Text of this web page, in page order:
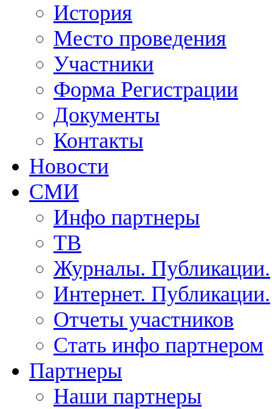
История
Место проведения
Участники
Форма Регистрации
Документы
Контакты
Новости
СМИ
Инфо партнеры
ТВ
Журналы. Публикации.
Интернет. Публикации.
Отчеты участников
Стать инфо партнером
Партнеры
Наши партнеры